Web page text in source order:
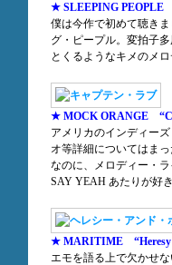
★ SLEEPING PEOPLE
僕は今作で初めて聴き
グ・ピープル。変拍子
とくるようなキメのメ
★ MOCK ORANGE
アメリカのインディー
オ等詳細についてはま
なのに、メロディー・
SAY YEAH あたりが好
★ MARITIME “Heresy
エモを語る上で欠かせ